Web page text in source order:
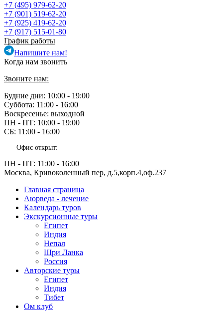
+7 (495) 979-62-20
+7 (901) 519-62-20
+7 (925) 419-62-20
+7 (917) 515-01-80
График работы
Напишите нам!
Когда нам звонить
Звоните нам:
Будние дни: 10:00 - 19:00
Суббота: 11:00 - 16:00
Воскресенье: выходной
ПН - ПТ: 10:00 - 19:00
СБ: 11:00 - 16:00
Офис открыт:
ПН - ПТ: 11:00 - 16:00
Москва, Кривоколенный пер, д.5,корп.4,оф.237
Главная страница
Аюрведа - лечение
Календарь туров
Экскурсионные туры
Египет
Индия
Непал
Шри Ланка
Россия
Авторские туры
Египет
Индия
Тибет
Ом клуб